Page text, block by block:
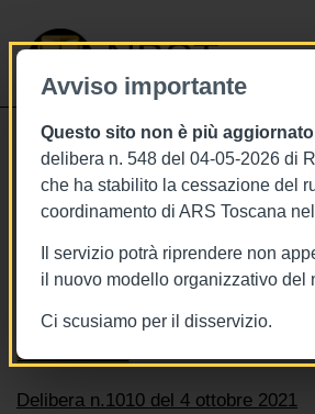
Avviso importante
Questo sito non è più aggiornato
delibera n. 548 del 04-05-2026 di
che ha stabilito la cessazione del
coordinamento di ARS Toscana
Il servizio potrà riprendere non
il nuovo modello organizzativo del
Ci scusiamo per il disservizio.
NBST
4/10/2021
Delibera n.1010 del 4
Tags Toscana
BURT Bollettino della
Sistema sanitario
Delibera n.1010 del 4 ottobre 2021